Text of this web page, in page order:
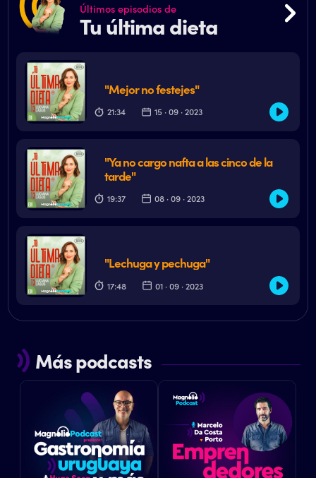
Últimos episodios de
Tu última dieta
"Mejor no festejes"
21:34 15 · 09 · 2023
"Ya no cargo nafta a las cinco de la
tarde"
19:37 08 · 09 · 2023
"Lechuga y pechuga"
17:48 01 · 09 · 2023
Más podcasts